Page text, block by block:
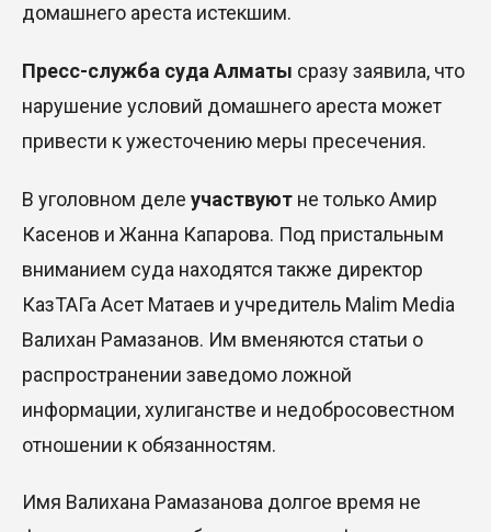
домашнего ареста истекшим.
Пресс-служба суда Алматы сразу заявила, что
нарушение условий домашнего ареста может
привести к ужесточению меры пресечения.
В уголовном деле участвуют не только Амир
Касенов и Жанна Капарова. Под пристальным
вниманием суда находятся также директор
КазТАГа Асет Матаев и учредитель Malim Media
Валихан Рамазанов. Им вменяются статьи о
распространении заведомо ложной
информации, хулиганстве и недобросовестном
отношении к обязанностям.
Имя Валихана Рамазанова долгое время не